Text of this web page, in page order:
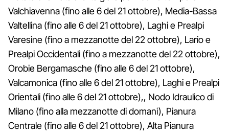
Valchiavenna (fino alle 6 del 21 ottobre), Media-Bassa
Valtellina (fino alle 6 del 21 ottobre), Laghi e Prealpi
Varesine (fino a mezzanotte del 22 ottobre), Lario e
Prealpi Occidentali (fino a mezzanotte del 22 ottobre),
Orobie Bergamasche (fino alle 6 del 21 ottobre),
Valcamonica (fino alle 6 del 21 ottobre), Laghi e Prealpi
Orientali (fino alle 6 del 21 ottobre),, Nodo Idraulico di
Milano (fino alla mezzanotte di domani), Pianura
Centrale (fino alle 6 del 21 ottobre), Alta Pianura